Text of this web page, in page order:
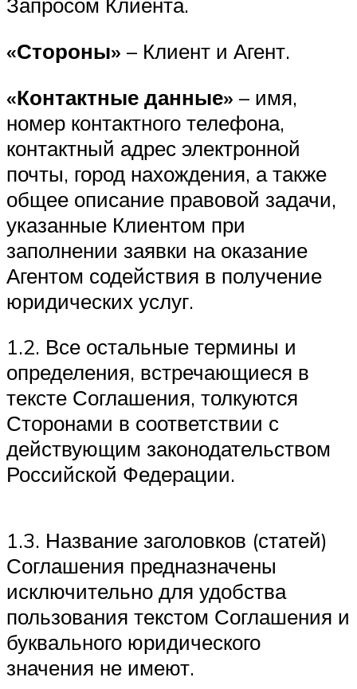
Запросом Клиента.
«Стороны» – Клиент и Агент.
«Контактные данные» – имя,
номер контактного телефона,
контактный адрес электронной
почты, город нахождения, а также
общее описание правовой задачи,
указанные Клиентом при
заполнении заявки на оказание
Агентом содействия в получение
юридических услуг.
1.2. Все остальные термины и
определения, встречающиеся в
тексте Соглашения, толкуются
Сторонами в соответствии с
действующим законодательством
Российской Федерации.
1.3. Название заголовков (статей)
Соглашения предназначены
исключительно для удобства
пользования текстом Соглашения и
буквального юридического
значения не имеют.